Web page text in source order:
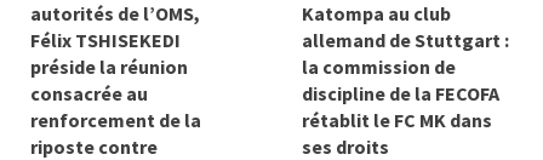
autorités de l’OMS,
Félix TSHISEKEDI
préside la réunion
consacrée au
renforcement de la
riposte contre
Katompa au club
allemand de Stuttgart :
la commission de
discipline de la FECOFA
rétablit le FC MK dans
ses droits